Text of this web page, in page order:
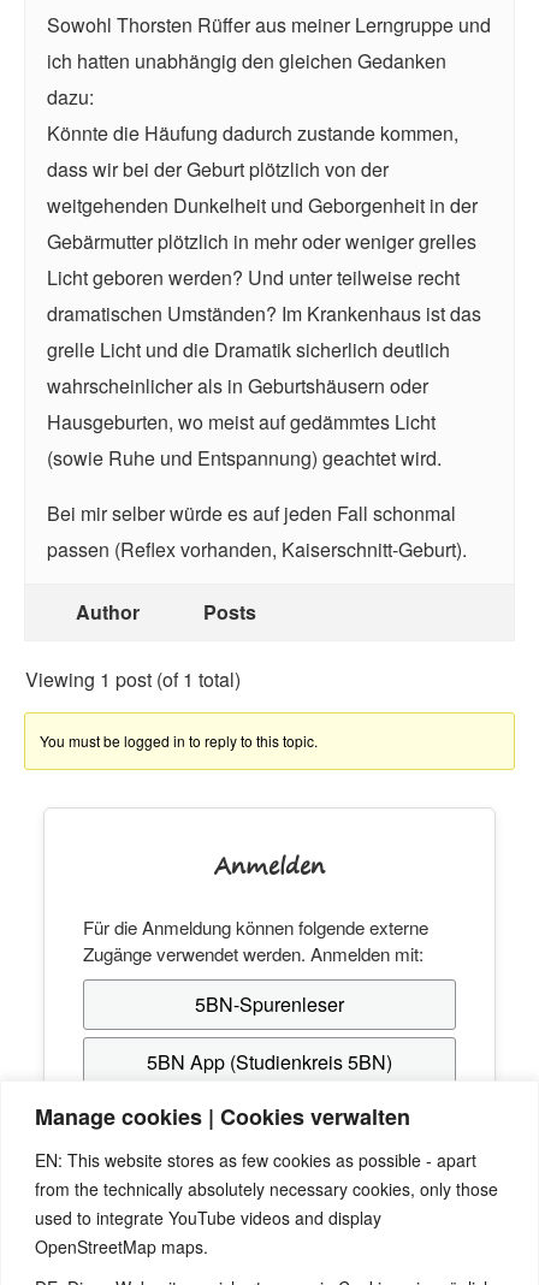
Manage cookies | Cookies verwalten
EN: This website stores as few cookies as possible - apart
from the technically absolutely necessary cookies, only those
used to integrate YouTube videos and display
OpenStreetMap maps.
Sowohl Thorsten Rüffer aus meiner Lerngruppe und
ich hatten unabhängig den gleichen Gedanken
dazu:
Könnte die Häufung dadurch zustande kommen,
dass wir bei der Geburt plötzlich von der
weitgehenden Dunkelheit und Geborgenheit in der
Gebärmutter plötzlich in mehr oder weniger grelles
Licht geboren werden? Und unter teilweise recht
dramatischen Umständen? Im Krankenhaus ist das
grelle Licht und die Dramatik sicherlich deutlich
wahrscheinlicher als in Geburtshäusern oder
Hausgeburten, wo meist auf gedämmtes Licht
(sowie Ruhe und Entspannung) geachtet wird.
Bei mir selber würde es auf jeden Fall schonmal
passen (Reflex vorhanden, Kaiserschnitt-Geburt).
Author Posts
Viewing 1 post (of 1 total)
You must be logged in to reply to this topic.
Anmelden
Für die Anmeldung können folgende externe
Zugänge verwendet werden. Anmelden mit:
5BN-Spurenleser
5BN App (Studienkreis 5BN)
kostenlos einen beimStudienkreis 5BN, mit dem
du dich anschließend hier anmelden kannst.
Passwort vergessen? Verwende die "Passwort-
Vergessen"-Funktion von
5BN-Spurenleser bzw.